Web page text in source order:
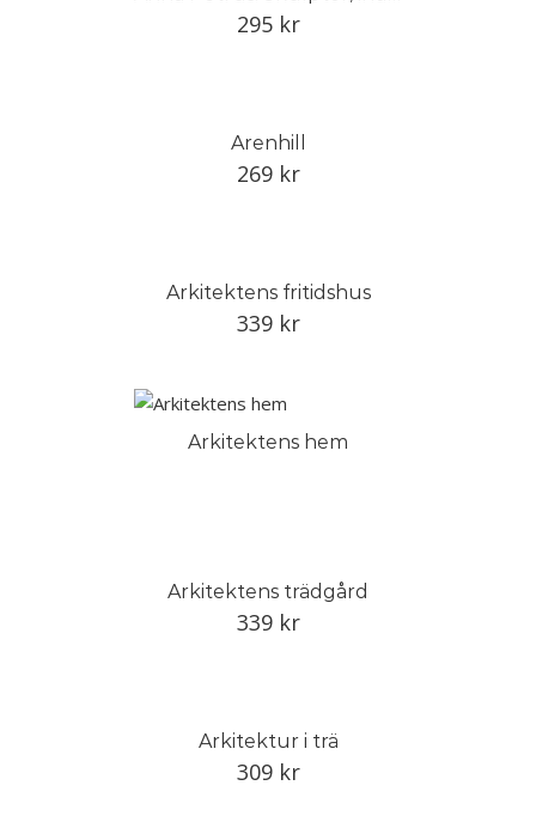
295 kr
Arenhill
269 kr
Arkitektens fritidshus
339 kr
Arkitektens hem
Arkitektens trädgård
339 kr
Arkitektur i trä
309 kr